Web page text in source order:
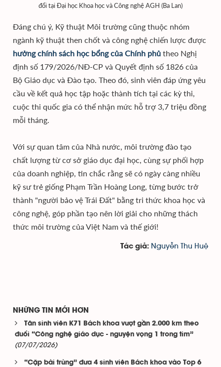
đổi tại Đại học Khoa học và Công nghệ AGH (Ba Lan)
Đáng chú ý, Kỹ thuật Môi trường cũng thuộc nhóm
ngành kỹ thuật then chốt và công nghệ chiến lược được
hưởng chính sách học bổng của Chính phủ theo Nghị
định số 179/2026/NĐ-CP và Quyết định số 1826 của
Bộ Giáo dục và Đào tạo. Theo đó, sinh viên đáp ứng yêu
cầu về kết quả học tập hoặc thành tích tại các kỳ thi,
cuộc thi quốc gia có thể nhận mức hỗ trợ 3,7 triệu đồng
mỗi tháng.
Với sự quan tâm của Nhà nước, môi trường đào tạo
chất lượng từ cơ sở giáo dục đại học, cùng sự phối hợp
của doanh nghiệp, tin chắc rằng sẽ có ngày càng nhiều
kỹ sư trẻ giống Phạm Trần Hoàng Long, từng bước trở
thành "người bảo vệ Trái Đất" bằng tri thức khoa học và
công nghệ, góp phần tạo nên lời giải cho những thách
thức môi trường của Việt Nam và thế giới!
Tác giả: Nguyễn Thu Huệ
NHỮNG TIN MỚI HƠN
Tân sinh viên K71 Bách khoa vượt gần 2.000 km theo
đuổi “Công nghệ giáo dục - nguyện vọng 1 trong tim”
(07/07/2026)
“Cặp bài trùng” đưa 4 sinh viên Bách khoa vào Top 6